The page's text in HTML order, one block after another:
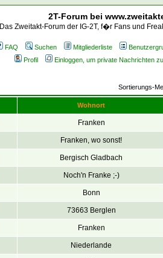
2T-Forum bei
Das Zweitakt-Forum der IG-2T, f�r Fans und
FAQ Suchen Mitgliederliste
Profil
Einloggen, um private Nachrichten
Sortierungs-
Wohnort
Franken
Franken, wo sonst!
Bergisch Gladbach
Noch'n Franke ;-)
Bonn
73663 Berglen
Franken
Niederlande